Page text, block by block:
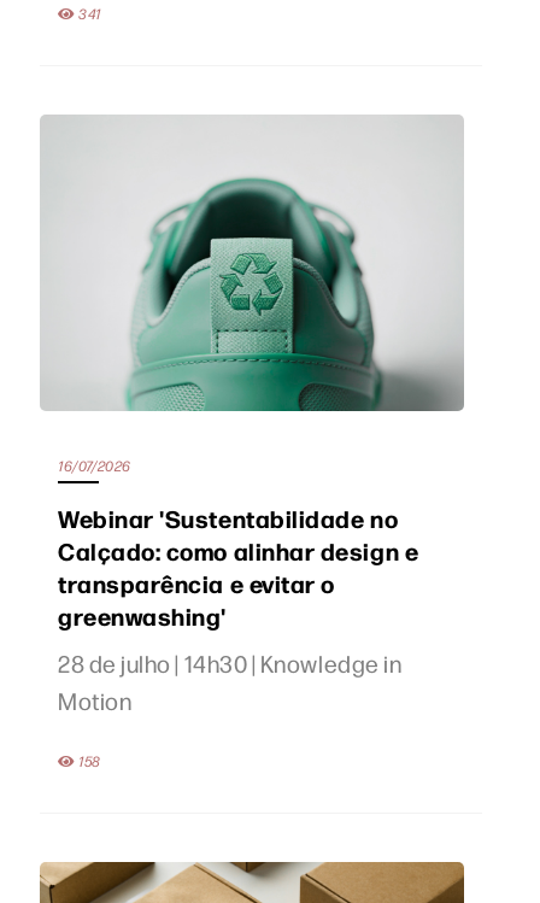
341
16/07/2026
Webinar 'Sustentabilidade no
Calçado: como alinhar design e
transparência e evitar o
greenwashing'
28 de julho | 14h30 | Knowledge in
Motion
158